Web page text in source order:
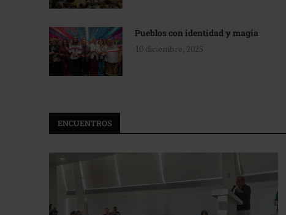
Pueblos con identidad y magia
10 diciembre, 2025
ENCUENTROS